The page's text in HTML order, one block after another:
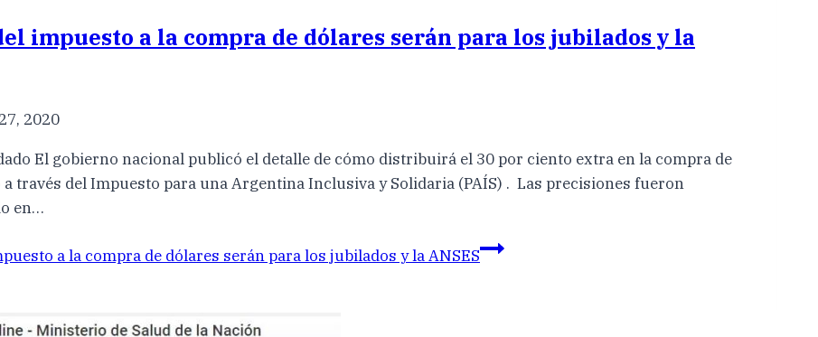
impuesto a la compra de dólares serán para los jubilados y la
2020
El gobierno nacional publicó el detalle de cómo distribuirá el 30 por ciento extra en la compra de
través del Impuesto para una Argentina Inclusiva y Solidaria (PAÍS) . Las precisiones fueron
en…
a la compra de dólares serán para los jubilados y la ANSES